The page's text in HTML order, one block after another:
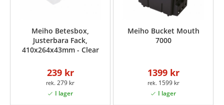
Meiho Betesbox,
Justerbara Fack,
410x264x43mm - Clear
239 kr
279 kr
Meiho Bucket Mouth
7000
1399 kr
1599 kr